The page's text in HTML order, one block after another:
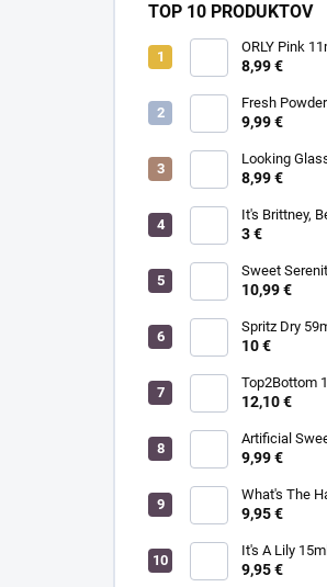
TOP 10 PRODUKTOV
ORLY Pink
na nechty
8,99 €
Fresh
lak na nechty
9,99 €
Looking
lak na nechty
8,99 €
It's Brittney,
ORLY lak na
3 €
Sweet
10,99 €
Spritz Dry
laku na nechty
10 €
Top2Bottom
podkladový a
12,10 €
Artificial
ORLY lak na
9,99 €
What's The
9,95 €
It's A Lily
TAYLOR - lak
9,95 €